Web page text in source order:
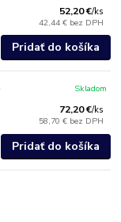
52,20 €/ks
42,44 € bez DPH
Pridať do košíka
72,20 €/ks
58,70 € bez DPH
Skladom
Pridať do košíka